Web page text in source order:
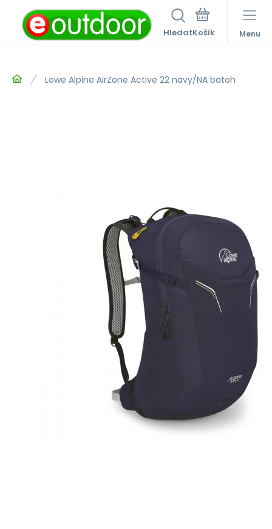
Hledat Menu
Lowe Alpine AirZone Active 22 navy/NA batoh